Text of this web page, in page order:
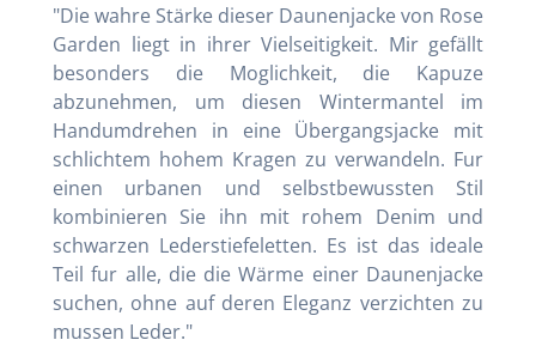
"Die wahre Stärke dieser Daunenjacke von Rose
Garden liegt in ihrer Vielseitigkeit. Mir gefällt
besonders die Moglichkeit, die Kapuze
abzunehmen, um diesen Wintermantel im
Handumdrehen in eine Übergangsjacke mit
schlichtem hohem Kragen zu verwandeln. Fur
einen urbanen und selbstbewussten Stil
kombinieren Sie ihn mit rohem Denim und
schwarzen Lederstiefeletten. Es ist das ideale
Teil fur alle, die die Wärme einer Daunenjacke
suchen, ohne auf deren Eleganz verzichten zu
mussen Leder."